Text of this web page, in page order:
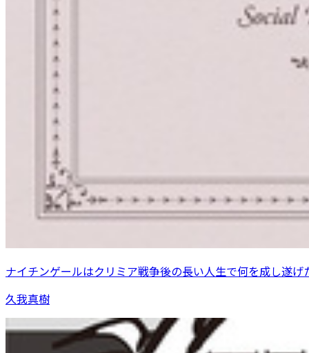
ナイチンゲールはクリミア戦争後の長い人生で何を成し遂げ
久我真樹